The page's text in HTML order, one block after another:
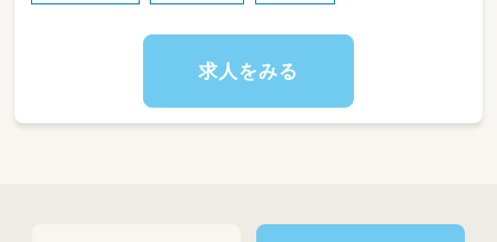
18:00～19:00 記録
◆常勤の一日の業務（土・祝日・長期休暇）◆ 一
日2ケース（個別1・小集団1）の場合
した時間を過ごせる空間づくりを一緒に進めて
いただきたいと思っています！
【仕事内容の一例】
求人をみる